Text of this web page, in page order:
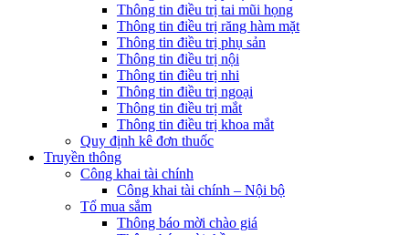
Thông tin điều trị tai mũi họng
Thông tin điều trị răng hàm mặt
Thông tin điều trị phụ sản
Thông tin điều trị nội
Thông tin điều trị nhi
Thông tin điều trị ngoại
Thông tin điều trị mắt
Thông tin điều trị khoa mắt
Quy định kê đơn thuốc
Truyền thông
Công khai tài chính
Công khai tài chính – Nội bộ
Tổ mua sắm
Thông báo mời chào giá